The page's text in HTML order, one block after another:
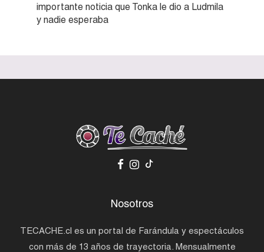
importante noticia que Tonka le dio a Ludmila
y nadie esperaba
Nosotros
TECACHE.cl es un portal de Farándula y espectáculos
con más de 13 años de trayectoria. Mensualmente